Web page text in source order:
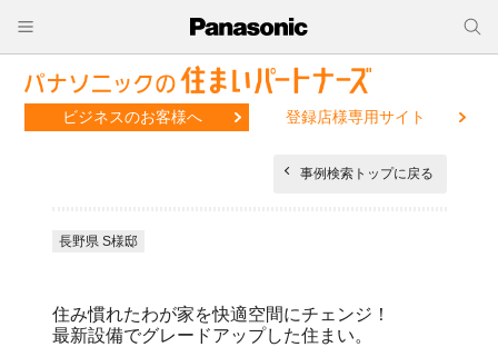
ビジネスのお客様へ 登録店様専用サイト
事例検索トップに戻る
長野県 S様邸
住み慣れたわが家を快適空間にチェンジ！
最新設備でグレードアップした住まい。